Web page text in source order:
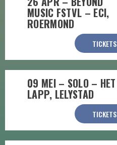
MUSIC FSTVL – ECI,
ROERMOND
TICKETS
09 MEI – SOLO – HET
LAPP, LELYSTAD
TICKETS